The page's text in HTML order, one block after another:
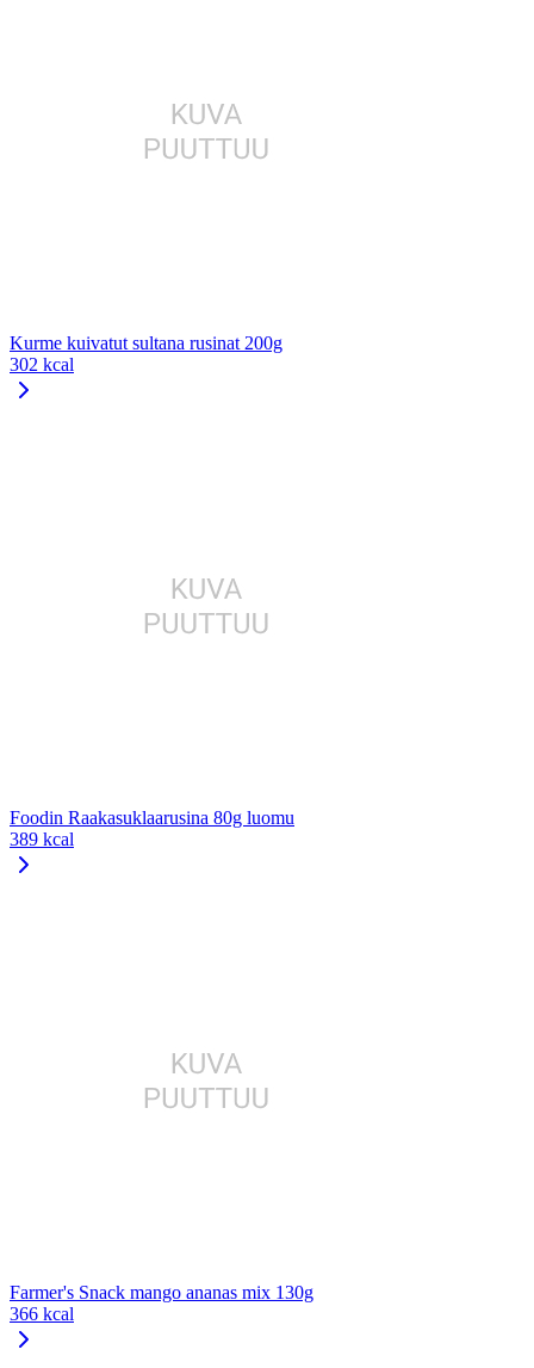
Kurme kuivatut sultana rusinat 200g
302 kcal
Foodin Raakasuklaarusina 80g luomu
389 kcal
Farmer's Snack mango ananas mix 130g
366 kcal